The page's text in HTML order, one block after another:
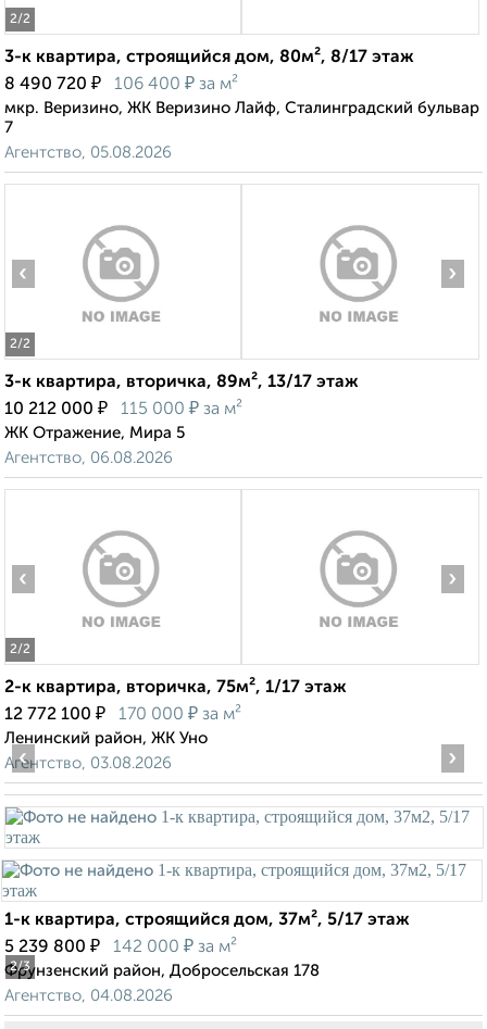
2/2
3-к квартира, строящийся дом, 80м², 8/17 этаж
8 490 720 ₽ 106 400 ₽ за м²
мкр. Веризино, ЖК Веризино Лайф, Сталинградский бульвар
7
Агентство, 05.08.2026
2/2
‹ ›
3-к квартира, вторичка, 89м², 13/17 этаж
10 212 000 ₽ 115 000 ₽ за м²
ЖК Отражение, Мира 5
Агентство, 06.08.2026
2/2
‹ ›
2-к квартира, вторичка, 75м², 1/17 этаж
12 772 100 ₽ 170 000 ₽ за м²
Ленинский район, ЖК Уно
Агентство, 03.08.2026
2/3
‹ ›
1-к квартира, строящийся дом, 37м², 5/17 этаж
5 239 800 ₽ 142 000 ₽ за м²
Фрунзенский район, Добросельская 178
Агентство, 04.08.2026